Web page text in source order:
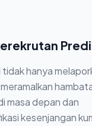
tidak hanya
masa depan dan
kesenjangan